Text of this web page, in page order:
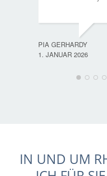
PIA GERHARDY
1. JANUAR 2026
IN UND UM